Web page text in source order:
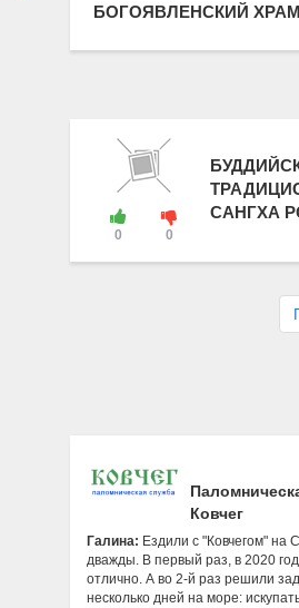
БОГОЯВЛЕНСКИЙ
0 0
САНГХА
Ковчег
Галина: Ездили с "Ковчегом" на
дважды. В первый раз, в 2020
отлично. А во 2-й раз решили
несколько дней на море: